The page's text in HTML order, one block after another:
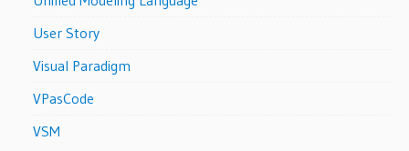
User Story
Visual Paradigm
VPasCode
VSM